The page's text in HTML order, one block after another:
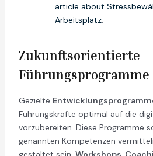
article about
Arbeitsplatz.
Zukunftsorientierte
Gezielte
Führungskräfte optimal auf die
vorzubereiten. Diese Programme
genannten Kompetenzen